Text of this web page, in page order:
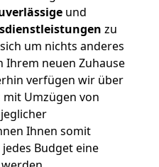
und
zu
um nichts anderes
Ihrem neuen Zuhause
verfügen wir über
Umzügen von
Ihnen somit
Budget eine